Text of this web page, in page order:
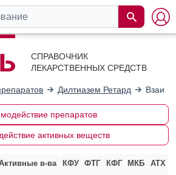
СПРАВОЧНИК
ЛЕКАРСТВЕННЫХ СРЕДСТВ
Дилтиазем Ретард
препаратов
активных веществ
в-ва КФУ ФТГ КФГ МКБ АТХ